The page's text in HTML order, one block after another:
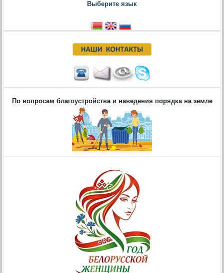
Выберите язык
По вопросам благоустройства и наведения порядка на земле